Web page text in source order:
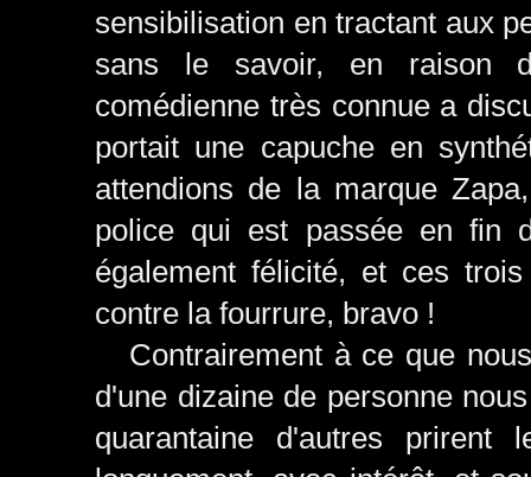
sensibilisation en tractant aux
sans le savoir, en raison
comédienne très connue a
portait une capuche en
attendions de la marque
police qui est passée en fin
également félicité, et ces
contre la fourrure, bravo !
Contrairement à ce que
d'une dizaine de personne
quarantaine d'autres